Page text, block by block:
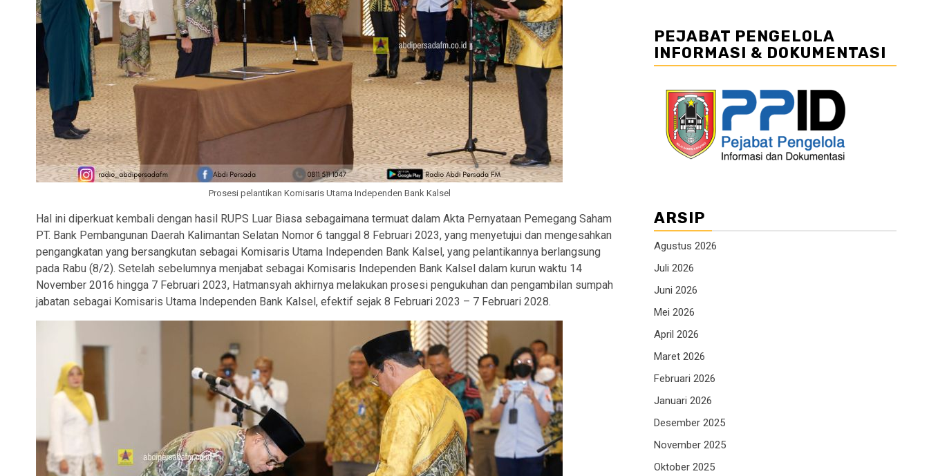
Prosesi pelantikan Komisaris Utama Independen Bank Kalsel
Hal ini diperkuat kembali dengan hasil RUPS Luar Biasa sebagaimana termuat dalam Akta Pernyataan Pemegang Saham
PT. Bank Pembangunan Daerah Kalimantan Selatan Nomor 6 tanggal 8 Februari 2023, yang menyetujui dan mengesahkan
pengangkatan yang bersangkutan sebagai Komisaris Utama Independen Bank Kalsel, yang pelantikannya berlangsung
pada Rabu (8/2). Setelah sebelumnya menjabat sebagai Komisaris Independen Bank Kalsel dalam kurun waktu 14
November 2016 hingga 7 Februari 2023, Hatmansyah akhirnya melakukan prosesi pengukuhan dan pengambilan sumpah
jabatan sebagai Komisaris Utama Independen Bank Kalsel, efektif sejak 8 Februari 2023 – 7 Februari 2028.
PEJABAT PENGELOLA
INFORMASI & DOKUMENTASI
ARSIP
Agustus 2026
Juli 2026
Juni 2026
Mei 2026
April 2026
Maret 2026
Februari 2026
Januari 2026
Desember 2025
November 2025
Oktober 2025